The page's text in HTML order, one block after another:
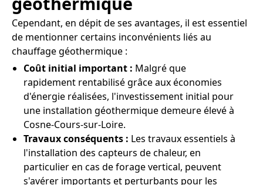
Cependant, en dépit de ses avantages, il est essentiel
de mentionner certains inconvénients liés au
chauffage géothermique :
Coût initial important : Malgré que
rapidement rentabilisé grâce aux économies
d'énergie réalisées, l'investissement initial pour
une installation géothermique demeure élevé à
Cosne-Cours-sur-Loire.
Travaux conséquents : Les travaux essentiels à
l'installation des capteurs de chaleur, en
particulier en cas de forage vertical, peuvent
s'avérer importants et perturbants pour les